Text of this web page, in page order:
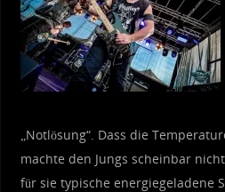
„Notlösung“. Dass die
machte den Jungs scheinbar
für sie typische energiegeladene